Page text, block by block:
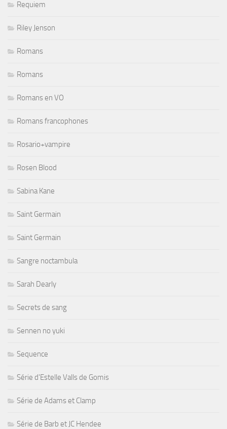
Requiem
Riley Jenson
Romans
Romans
Romans en VO
Romans francophones
Rosario+vampire
Rosen Blood
Sabina Kane
Saint Germain
Saint Germain
Sangre noctambula
Sarah Dearly
Secrets de sang
Sennen no yuki
Sequence
Série d'Estelle Valls de Gomis
Série de Adams et Clamp
Série de Barb et JC Hendee